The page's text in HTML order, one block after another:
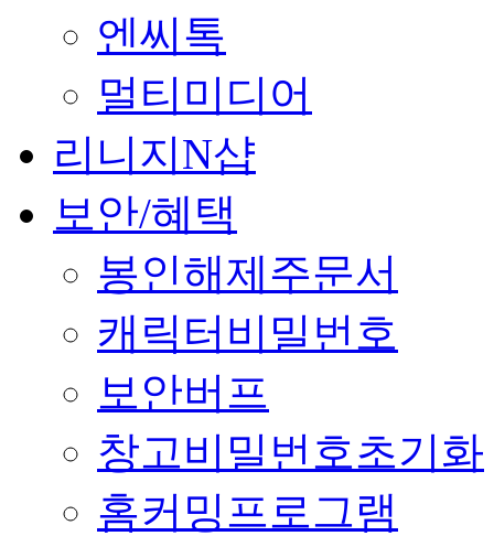
엔씨톡
멀티미디어
리니지N샵
보안/혜택
봉인해제주문서
캐릭터비밀번호
보안버프
창고비밀번호초기화
홈커밍프로그램